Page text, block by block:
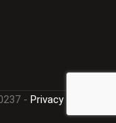
- Privacy Policy